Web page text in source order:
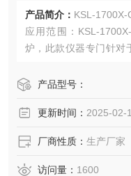
产品简介： KSL-
应用范围：KSL-
炉，此款仪器专门针对
铝纤维作为炉膛材料（
以保证仪器在工作过程
产品型号：
更新时间： 2025-02-
厂商性质： 生产厂家
访问量： 1600